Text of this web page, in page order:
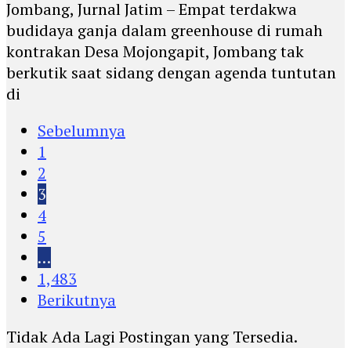
Jombang, Jurnal Jatim – Empat terdakwa
budidaya ganja dalam greenhouse di rumah
kontrakan Desa Mojongapit, Jombang tak
berkutik saat sidang dengan agenda tuntutan
di
Sebelumnya
1
2
3
4
5
…
1,483
Berikutnya
Tidak Ada Lagi Postingan yang Tersedia.